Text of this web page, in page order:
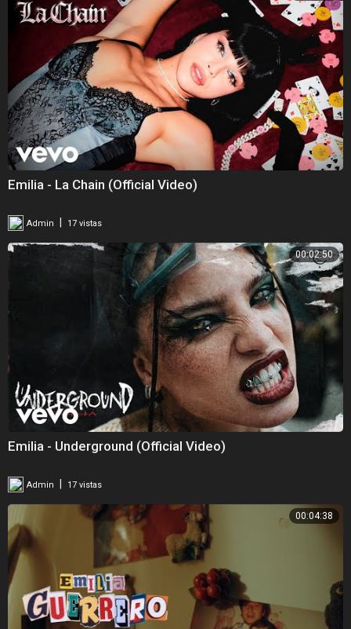
Emilia - La Chain (Official Video)
Admin 17 vistas
00:02:50
Emilia - Underground (Official Video)
Admin 17 vistas
00:04:38